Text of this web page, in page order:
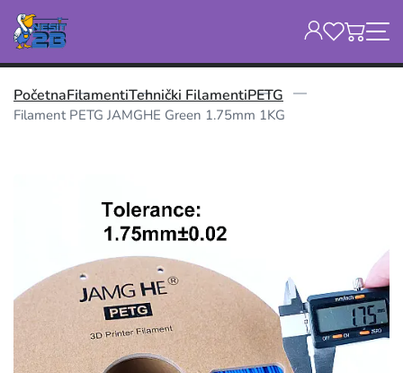
PočetnaFilamentiTehnički FilamentiPETG
Filament PETG JAMGHE Green 1.75mm 1KG